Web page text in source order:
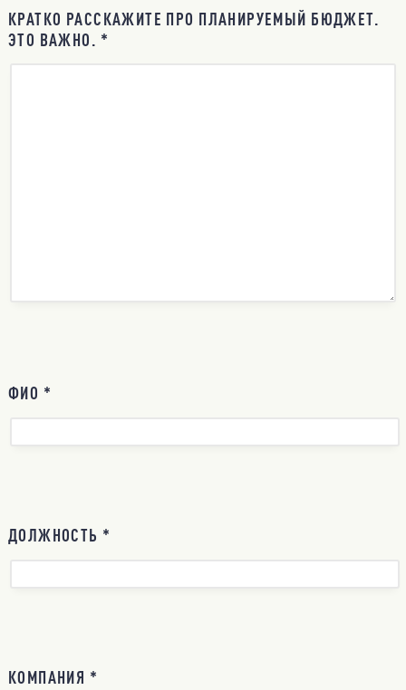
КРАТКО РАССКАЖИТЕ ПРО ПЛАНИРУЕМЫЙ БЮДЖЕТ.
ЭТО ВАЖНО. *
ФИО *
ДОЛЖНОСТЬ *
КОМПАНИЯ *